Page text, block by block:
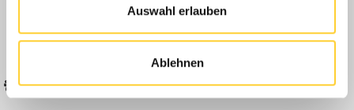
Auswahl erlauben
Ablehnen
BELIEBTE FOREN KONTAKT